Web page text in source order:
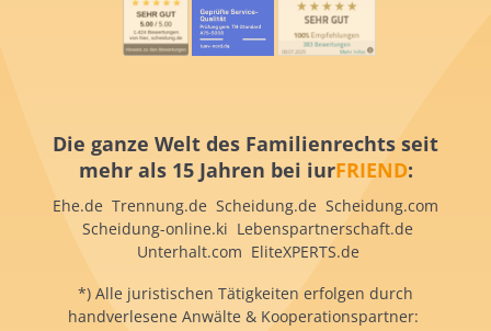
Die ganze Welt des Familienrechts seit
mehr als 15 Jahren bei iurFRIEND:
Ehe.de Trennung.de Scheidung.de Scheidung.com
Scheidung-online.ki Lebenspartnerschaft.de
Unterhalt.com EliteXPERTS.de
*) Alle juristischen Tätigkeiten erfolgen durch
handverlesene Anwälte & Kooperationspartner: